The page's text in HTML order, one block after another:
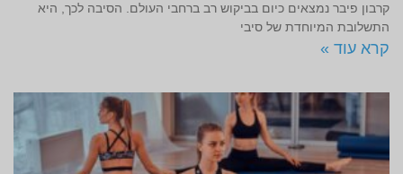
קרבון פיבר נמצאים כיום בביקוש רב ברחבי העולם. הסיבה לכך, היא
התשלובת המיוחדת של סיבי
קרא עוד »